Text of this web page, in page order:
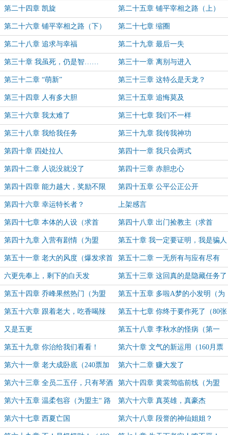
第二十四章 凯旋 第二十五章 铺平宰相之路（上）
第二十六章 铺平宰相之路（下） 第二十七章 缩圈
第二十八章 追求与幸福 第二十九章 最后一失
第三十章 我虽死，仍是智…… 第三十一章 离别与进入
第三十二章 “萌新” 第三十三章 这特么是天龙？
第三十四章 人有多大胆 第三十五章 追悔莫及
第三十六章 我太难了 第三十七章 我们不一样
第三十八章 我给我任务 第三十九章 我传我神功
第四十章 四处拉人 第四十一章 我只会两式
第四十二章 人说没就没了 第四十三章 赤胆忠心
第四十四章 能力越大，奖励不限 第四十五章 公平公正公开
第四十六章 幸运特长者？ 上架感言
第四十七章 本体的人设（求首
订！）
第四十八章 出门捡教主（求首
订！）
第四十九章 入营有剧情（为盟
主“枫叶神族”加更）
第五十章 我一定要证明，我是骗人
的（为盟主“枫叶神族”加更）
第五十一章 老大的风度（爆发求首
订！）
第五十二章 一无所有与应有尽有
（爆发求首订！）
六更先奉上，剩下的白天发 第五十三章 这回真的是隐藏任务了
（为盟主“第11号狙击手”加更）
第五十四章 乔峰果然热门（为盟
主“第11号狙击手”加更）
第五十五章 多啦A梦的小发明（为
盟主天*古加更）
第五十六章 跟着老大，吃香喝辣
（为盟主天*古加更）
第五十七章 你终于要作死了（80张
月票加更，求首订！）
又是五更 第五十八章 李秋水的怪病（第一
更！）
第五十九章 你治给我们看看！ 第六十章 文气的新运用（160月票
加更）
第六十一章 老大成卧底（240票加
更！四更求月票！）
第六十二章 赚大发了
第六十三章 全员二五仔，只有琴酒
在努力
第六十四章 黄裳驾临前线（为盟
主“ 路人小黑”加更！）
第六十五章 温柔包容（为盟主“ 路
人小黑”加更！）
第六十六章 真英雄，真豪杰
第六十七章 西夏亡国 第六十八章 段誉的神仙姐姐？